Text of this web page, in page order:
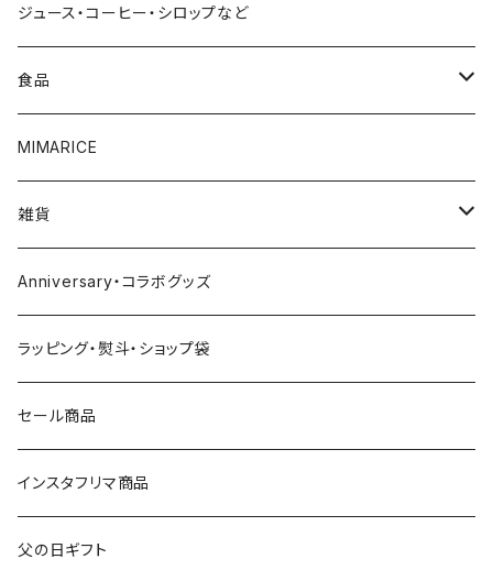
3000円～
4000円～
5000円～
6000円～
7000円～
8000円～
9000円～
10000円～
20000円～
赤ワイン
白ワイン
スパークリング
ビール
焼酎
ウイスキー
日本酒
その他
ジュース・コーヒー・シロップなど
食品
調味料
CURRYCURRY
お菓子
その他
おつまみ
MIMARICE
雑貨
お皿
グラス
食器
マグカップ
オリジナルバッグ
Anniversary・コラボグッズ
ラッピング・熨斗・ショップ袋
セール商品
インスタフリマ商品
父の日ギフト